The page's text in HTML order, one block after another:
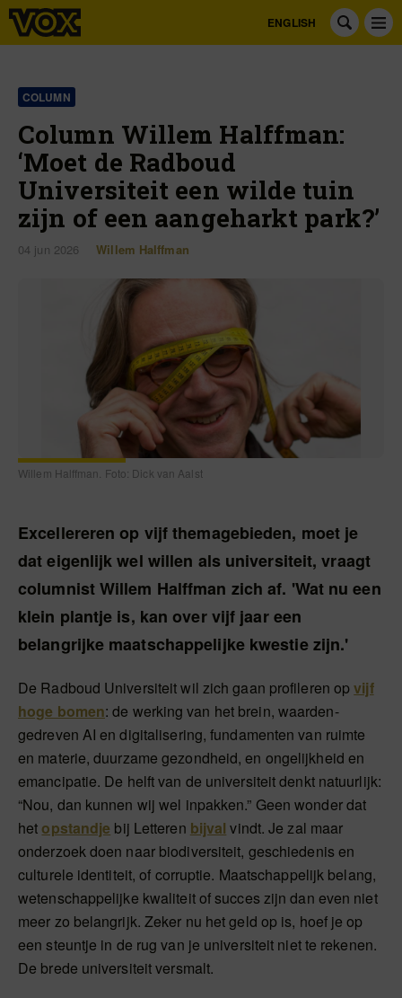
ENGLISH
COLUMN
Column Willem Halffman:
‘Moet de Radboud
Universiteit een wilde tuin
zijn of een aangeharkt park?’
04 jun 2026 Willem Halffman
Willem Halffman. Foto: Dick van Aalst
Excellereren op vijf themagebieden, moet je
dat eigenlijk wel willen als universiteit, vraagt
columnist Willem Halffman zich af. 'Wat nu een
klein plantje is, kan over vijf jaar een
belangrijke maatschappelijke kwestie zijn.'
De Radboud Universiteit wil zich gaan profileren opvijf
hoge bomen: de werking van het brein, waarden-
gedreven AI en digitalisering, fundamenten van ruimte
en materie, duurzame gezondheid, en ongelijkheid en
emancipatie. De helft van de universiteit denkt natuurlijk:
“Nou, dan kunnen wij wel inpakken.” Geen wonder dat
hetopstandje bij Letteren bijval vindt. Je zal maar
onderzoek doen naar biodiversiteit, geschiedenis en
culturele identiteit, of corruptie. Maatschappelijk belang,
wetenschappelijke kwaliteit of succes zijn dan even niet
meer zo belangrijk. Zeker nu het geld op is, hoef je op
een steuntje in de rug van je universiteit niet te rekenen.
De brede universiteit versmalt.